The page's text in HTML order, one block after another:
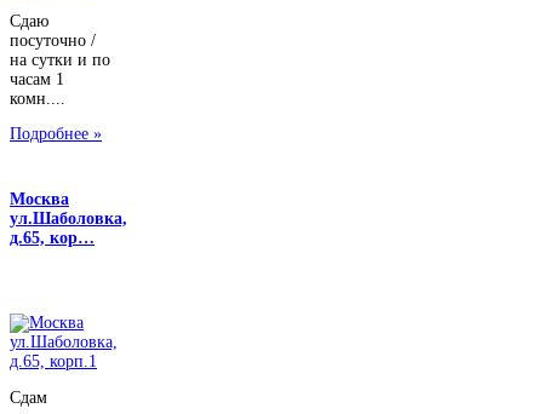
Сдаю
посуточно /
на сутки и по
часам 1
комн....
Подробнее »
Москва
ул.Шаболовка,
д.65, кор…
Сдам